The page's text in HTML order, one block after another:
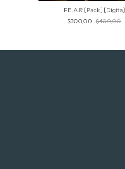
F.E.A.R [Pack] [Digita]
$300,00 $400,00